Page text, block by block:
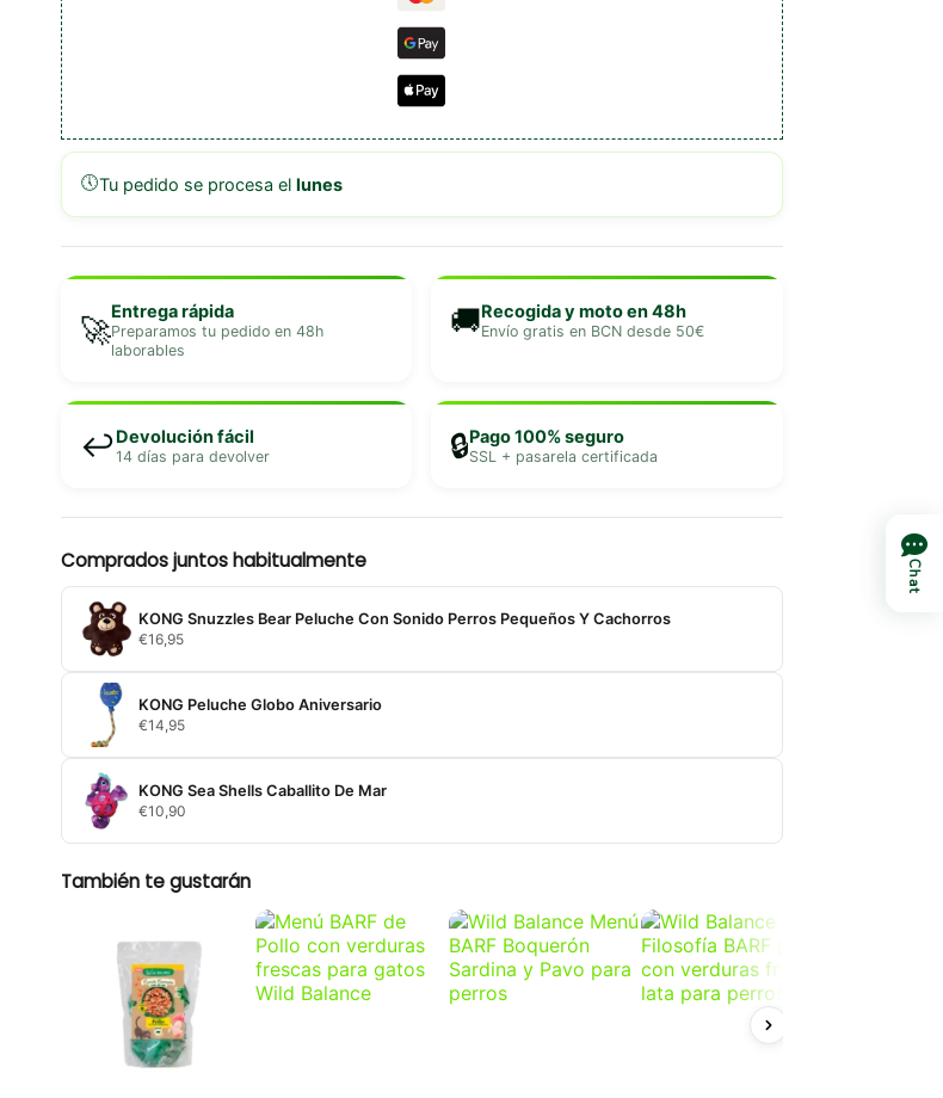
🕔Tu pedido se procesa el lunes
🚀Entrega rápida
Preparamos tu pedido en 48h
laborables
🚚Recogida y moto en 48h
Envío gratis en BCN desde 50€
↩️Devolución fácil
14 días para devolver 🔒Pago 100% seguro
SSL + pasarela certificada
Comprados juntos habitualmente
KONG Snuzzles Bear Peluche Con Sonido Perros Pequeños Y Cachorros
€16,95
KONG Peluche Globo Aniversario
€14,95
KONG Sea Shells Caballito De Mar
€10,90
También te gustarán
Chat